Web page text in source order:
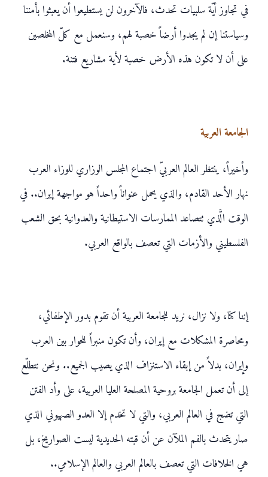
في تجاوز أيّة سلبيات تحدث، فالآخرون لن يستطيعوا أن يعبثوا بأمننا
وسياستنا إن لم يجدوا أرضاً خصبة لهم، وسنعمل مع كلّ المخلصين
على أن لا تكون هذه الأرض خصبة لأية مشاريع فتنة.
الجامعة العربية
وأخيراً، ينتظر العالم العربيّ اجتماع المجلس الوزاري للوزاء العرب
نهار الأحد القادم، والذي يحمل عنواناً واحداً هو مواجهة إيران.. في
الوقت الَّذي تتصاعد الممارسات الاستيطانية والعدوانية بحق الشعب
الفلسطيني والأزمات التي تعصف بالواقع العربي.
إننا كنا، ولا نزال، نريد للجامعة العربية أن تقوم بدور الإطفائي،
ومحاصرة المشكلات مع إيران، وأن تكون منبراً للحوار بين العرب
وإيران، بدلاً من إبقاء الاستنزاف الذي يصيب الجميع.. ونحن نتطلّع
إلى أن تعمل الجامعة بروحية المصلحة العليا العربية، على وأد الفتن
التي تضج في العالم العربي، والتي لا تخدم إلا العدو الصهيوني الذي
صار يتحدث بالفم الملآن عن أن قبته الحديدية ليست الصواريخ، بل
هي الخلافات التي تعصف بالعالم العربي والعالم الإسلامي..